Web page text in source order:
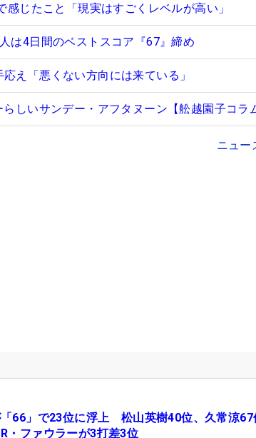
感じたこと「現実はすごくレベルが高い」
は4日間のベストスコア『67』締め
え「悪くない方向には来ている」
しいサンデー・アフタヌーン【舩越園子コラ
ニュー
66」で23位に浮上 松山英樹40位、久常涼67
ファウラーが3打差3位